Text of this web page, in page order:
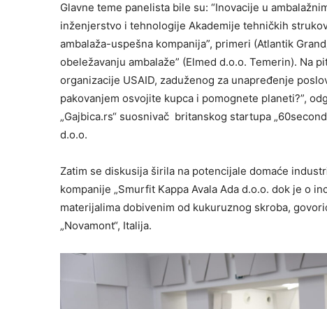
Glavne teme panelista bile su: “Inovacije u
inženjerstvo i tehnologije Akademije tehničkih
ambalaža-uspešna kompanija”, primeri (Atlantik
obeležavanju ambalaže” (Elmed d.o.o. Temerin). Na
organizacije USAID, zaduženog za unapređenje
pakovanjem osvojite kupca i pomognete planeti?”,
„Gajbica.rs“ suosnivač britanskog startupa
d.o.o.
Zatim se diskusija širila na potencijale domaće
kompanije „Smurfit Kappa Avala Ada d.o.o. dok je o
materijalima dobivenim od kukuruznog skroba,
„Novamont“, Italija.